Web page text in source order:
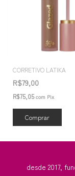
CORRETIVO LATIKA
R$79,00
R$75,05com Pix
Comprar
desde 2017,